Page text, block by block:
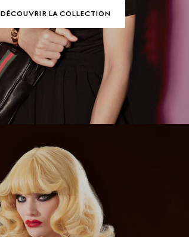
DÉCOUVRIR LA COLLECTION